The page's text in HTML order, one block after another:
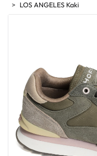
LOS ANGELES Kaki